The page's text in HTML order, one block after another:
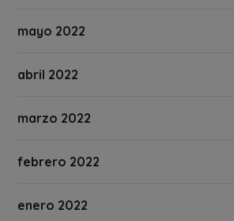
mayo 2022
abril 2022
marzo 2022
febrero 2022
enero 2022